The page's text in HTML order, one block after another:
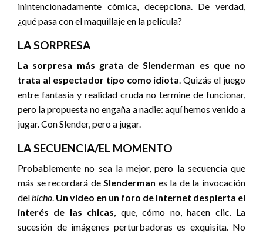
inintencionadamente cómica, decepciona. De verdad,
¿qué pasa con el maquillaje en la película?
LA SORPRESA
La sorpresa más grata de Slenderman es que no
trata al espectador tipo como idiota. Quizás el juego
entre fantasía y realidad cruda no termine de funcionar,
pero la propuesta no engaña a nadie: aquí hemos venido a
jugar. Con Slender, pero a jugar.
LA SECUENCIA/EL MOMENTO
Probablemente no sea la mejor, pero la secuencia que
más se recordará deSlenderman es la de la invocación
delbicho. Un vídeo en un foro de Internet despierta el
interés de las chicas, que, cómo no, hacen clic. La
sucesión de imágenes perturbadoras es exquisita. No